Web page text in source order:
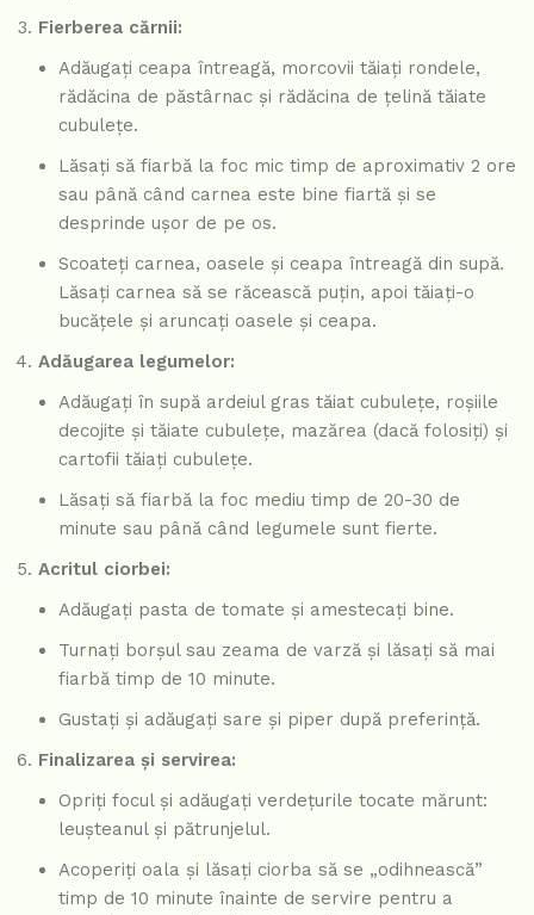
Fierberea cărnii:
Adăugați ceapa întreagă, morcovii tăiați rondele,
rădăcina de păstârnac și rădăcina de țelină tăiate
cubulețe.
Lăsați să fiarbă la foc mic timp de aproximativ 2 ore
sau până când carnea este bine fiartă și se
desprinde ușor de pe os.
Scoateți carnea, oasele și ceapa întreagă din supă.
Lăsați carnea să se răcească puțin, apoi tăiați-o
bucățele și aruncați oasele și ceapa.
Adăugarea legumelor:
Adăugați în supă ardeiul gras tăiat cubulețe, roșiile
decojite și tăiate cubulețe, mazărea (dacă folosiți) și
cartofii tăiați cubulețe.
Lăsați să fiarbă la foc mediu timp de 20-30 de
minute sau până când legumele sunt fierte.
Acritul ciorbei:
Adăugați pasta de tomate și amestecați bine.
Turnați borșul sau zeama de varză și lăsați să mai
fiarbă timp de 10 minute.
Gustați și adăugați sare și piper după preferință.
Finalizarea și servirea:
Opriți focul și adăugați verdețurile tocate mărunt:
leușteanul și pătrunjelul.
Acoperiți oala și lăsați ciorba să se „odihnească”
timp de 10 minute înainte de servire pentru a